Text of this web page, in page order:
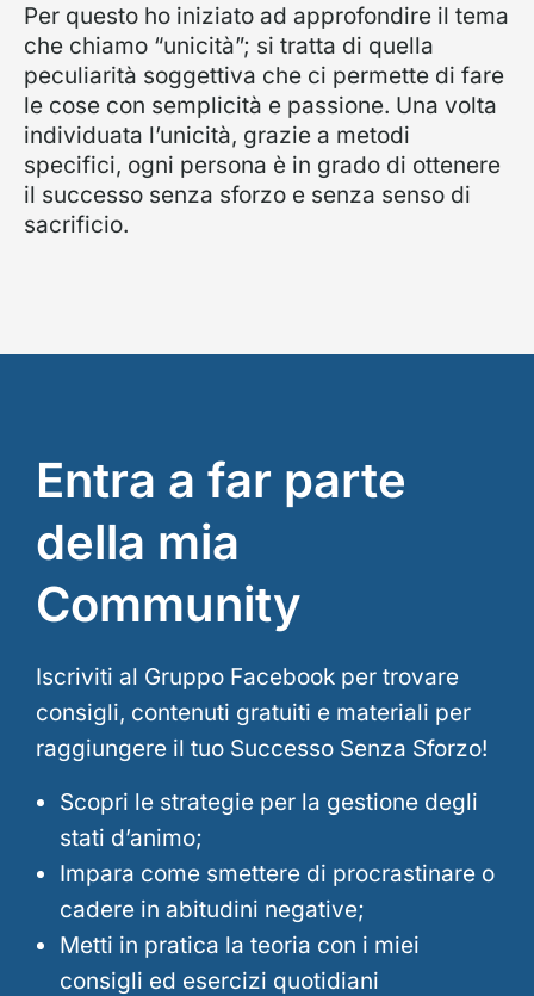
Per questo ho iniziato ad approfondire il tema
che chiamo “unicità”; si tratta di quella
peculiarità soggettiva che ci permette di fare
le cose con semplicità e passione. Una volta
individuata l’unicità, grazie a metodi
specifici, ogni persona è in grado di ottenere
il successo senza sforzo e senza senso di
sacrificio.
Entra a far parte
della mia
Community
Iscriviti al Gruppo Facebook per trovare
consigli, contenuti gratuiti e materiali per
raggiungere il tuo Successo Senza Sforzo!
Scopri le strategie per la gestione degli
stati d’animo;
Impara come smettere di procrastinare o
cadere in abitudini negative;
Metti in pratica la teoria con i miei
consigli ed esercizi quotidiani